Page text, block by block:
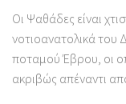
Οι Ψαθάδες είναι
νοτιοανατολικά του
ποταμού Έβρου, οι
ακριβώς απέναντι